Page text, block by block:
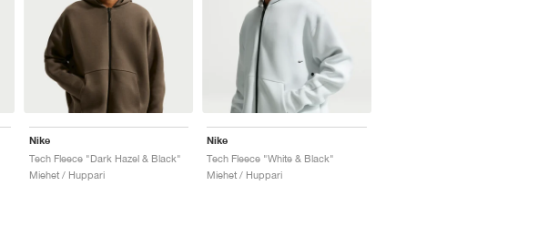
Nike
Tech Fleece "Dark Hazel & Black"
Miehet / Huppari
Nike
Tech Fleece "White & Black"
Miehet / Huppari